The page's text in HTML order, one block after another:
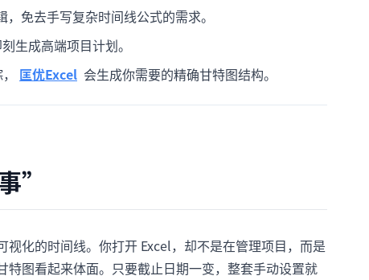
免去手写复杂时间线公式的需求。
生成高端项目计划。
匡优Excel 会生成你需要的精确甘特图结构。
”
化的时间线。你打开 Excel，却不是在管理项目，而是
图看起来体面。只要截止日期一变，整套手动设置就